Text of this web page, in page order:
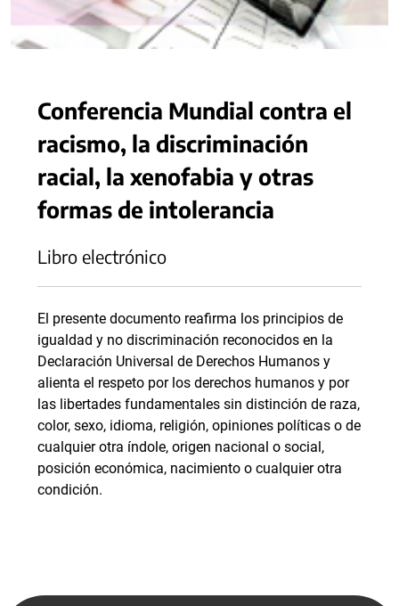
Conferencia Mundial contra el
racismo, la discriminación
racial, la xenofabia y otras
formas de intolerancia
Libro electrónico
El presente documento reafirma los principios de
igualdad y no discriminación reconocidos en la
Declaración Universal de Derechos Humanos y
alienta el respeto por los derechos humanos y por
las libertades fundamentales sin distinción de raza,
color, sexo, idioma, religión, opiniones políticas o de
cualquier otra índole, origen nacional o social,
posición económica, nacimiento o cualquier otra
condición.